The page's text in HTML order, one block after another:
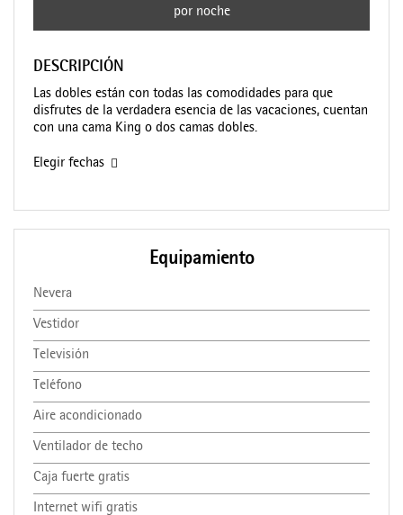
por noche
DESCRIPCIÓN
Las dobles están con todas las comodidades para que
disfrutes de la verdadera esencia de las vacaciones, cuentan
con una cama King o dos camas dobles.
Elegir fechas
Equipamiento
Nevera
Vestidor
Televisión
Teléfono
Aire acondicionado
Ventilador de techo
Caja fuerte gratis
Internet wifi gratis